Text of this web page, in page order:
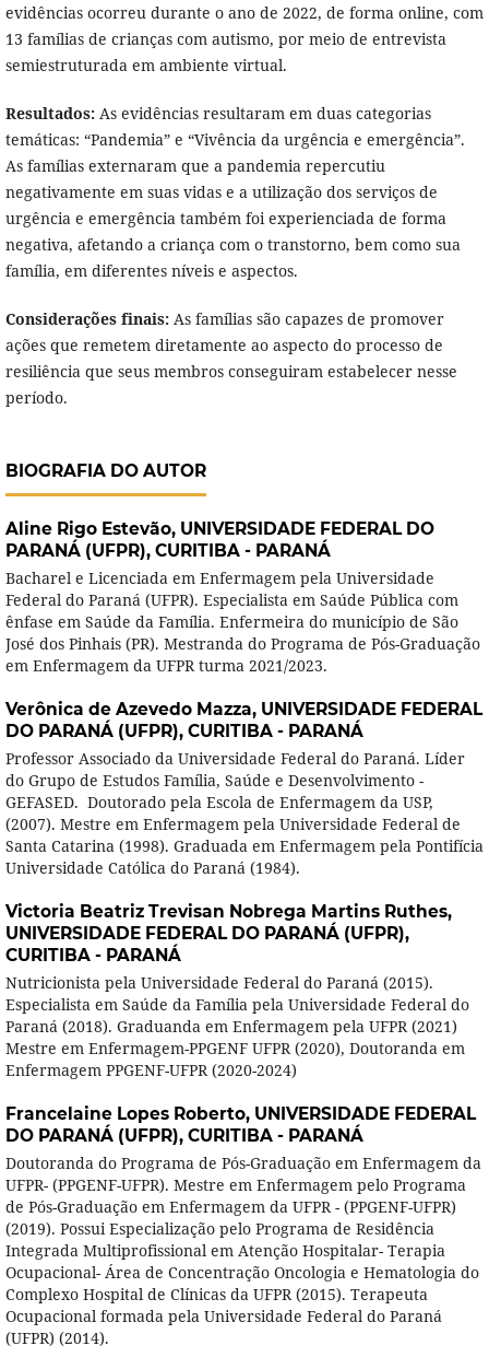
evidências ocorreu durante o ano de 2022, de forma online, com
13 famílias de crianças com autismo, por meio de entrevista
semiestruturada em ambiente virtual.
Resultados:As evidências resultaram em duas categorias
temáticas: “Pandemia” e “Vivência da urgência e emergência”.
As famílias externaram que a pandemia repercutiu
negativamente em suas vidas e a utilização dos serviços de
urgência e emergência também foi experienciada de forma
negativa, afetando a criança com o transtorno, bem como sua
família, em diferentes níveis e aspectos.
Considerações finais: As famílias são capazes de promover
ações que remetem diretamente ao aspecto do processo de
resiliência que seus membros conseguiram estabelecer nesse
período.
BIOGRAFIA DO AUTOR
Aline Rigo Estevão, UNIVERSIDADE FEDERAL DO
PARANÁ (UFPR), CURITIBA - PARANÁ
Bacharel e Licenciada em Enfermagem pela Universidade
Federal do Paraná (UFPR). Especialista em Saúde Pública com
ênfase em Saúde da Família. Enfermeira do município de São
José dos Pinhais (PR). Mestranda do Programa de Pós-Graduação
em Enfermagem da UFPR turma 2021/2023.
Verônica de Azevedo Mazza, UNIVERSIDADE FEDERAL
DO PARANÁ (UFPR), CURITIBA - PARANÁ
Professor Associado da Universidade Federal do Paraná. Líder
do Grupo de Estudos Família, Saúde e Desenvolvimento -
GEFASED. Doutorado pela Escola de Enfermagem da USP,
(2007). Mestre em Enfermagem pela Universidade Federal de
Santa Catarina (1998). Graduada em Enfermagem pela Pontifícia
Universidade Católica do Paraná (1984).
Victoria Beatriz Trevisan Nobrega Martins Ruthes,
UNIVERSIDADE FEDERAL DO PARANÁ (UFPR),
CURITIBA - PARANÁ
Nutricionista pela Universidade Federal do Paraná (2015).
Especialista em Saúde da Família pela Universidade Federal do
Paraná (2018). Graduanda em Enfermagem pela UFPR (2021)
Mestre em Enfermagem-PPGENF UFPR (2020), Doutoranda em
Enfermagem PPGENF-UFPR (2020-2024)
Francelaine Lopes Roberto, UNIVERSIDADE FEDERAL
DO PARANÁ (UFPR), CURITIBA - PARANÁ
Doutoranda do Programa de Pós-Graduação em Enfermagem da
UFPR- (PPGENF-UFPR). Mestre em Enfermagem pelo Programa
de Pós-Graduação em Enfermagem da UFPR - (PPGENF-UFPR)
(2019). Possui Especialização pelo Programa de Residência
Integrada Multiprofissional em Atenção Hospitalar- Terapia
Ocupacional- Área de Concentração Oncologia e Hematologia do
Complexo Hospital de Clínicas da UFPR (2015). Terapeuta
Ocupacional formada pela Universidade Federal do Paraná
(UFPR) (2014).